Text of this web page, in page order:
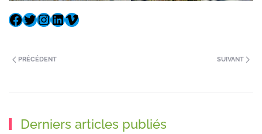
PRÉCÉDENT SUIVANT
Derniers articles publiés